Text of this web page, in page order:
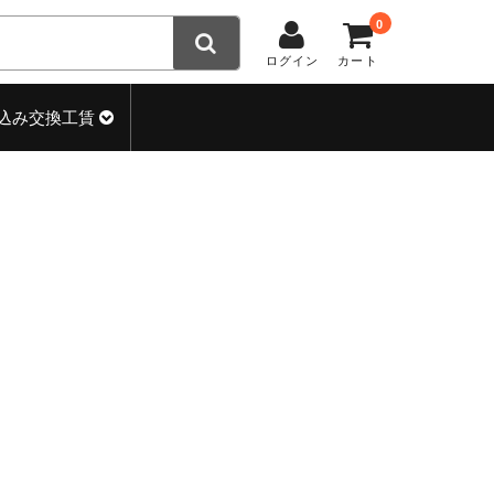
ログイン カート
0
み交換工賃